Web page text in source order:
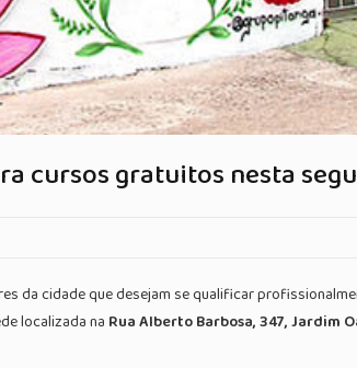
cursos gratuitos nesta
da cidade que desejam se qualificar
localizada na Rua Alberto Barbosa, 347, Jardim